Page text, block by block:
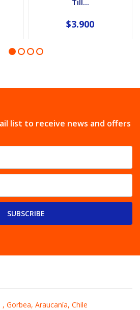
$3.900
list to receive news and offers
SUBSCRIBE
Gorbea, Araucanía, Chile